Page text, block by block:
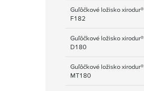
Guľôčkové ložisko xirodur®
F182
Guľôčkové ložisko xirodur®
D180
Guľôčkové ložisko xirodur®
MT180